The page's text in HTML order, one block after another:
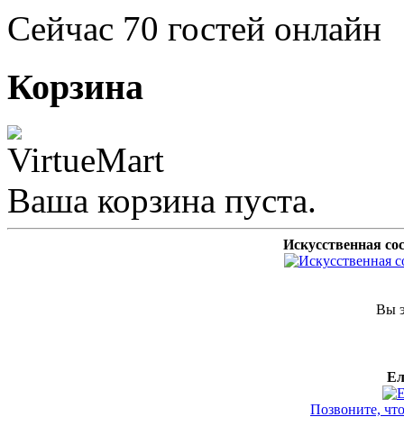
Сейчас 70 гостей онлайн
Корзина
Ваша корзина пуста.
Искусственная
Вы
Позвоните,